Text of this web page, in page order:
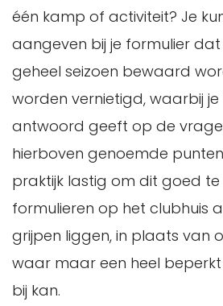
één kamp of activiteit? Je
aangeven bij je formulier
geheel seizoen bewaard
worden vernietigd, waarbij je
antwoord geeft op de
hierboven genoemde
praktijk lastig om dit goed
formulieren op het clubhuis
grijpen liggen, in plaats van
waar maar een heel
bij kan.